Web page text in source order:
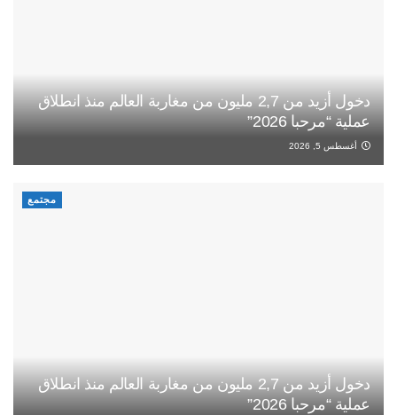
دخول أزيد من 2,7 مليون من مغاربة العالم منذ انطلاق
عملية “مرحبا 2026”
أغسطس 5, 2026
مجتمع
دخول أزيد من 2,7 مليون من مغاربة العالم منذ انطلاق
عملية “مرحبا 2026”